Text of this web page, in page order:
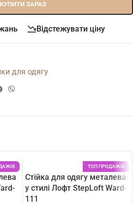
КУПИТИ ЗАРАЗ
Відстежувати ціну
для одягу
ТОП ПРОДАЖІВ
Стійка для одягу металева
у стилі Лофт StepLoft Ward-
111